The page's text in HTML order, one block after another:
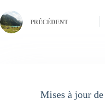
PRÉCÉDENT
Mises à jour